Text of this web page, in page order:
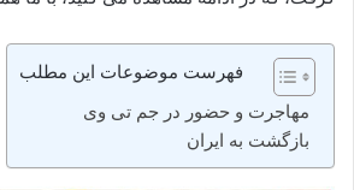
فهرست موضوعات این مطلب
مهاجرت و حضور در جم تی‌ وی
بازگشت به ایران